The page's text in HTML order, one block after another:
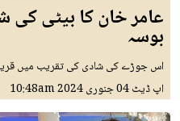
عامر خان کا بیٹی کی
بوسہ
اس جوڑے کی شادی کی تقریب میں
اپ ڈیٹ04 جنوری 2024 10:48am